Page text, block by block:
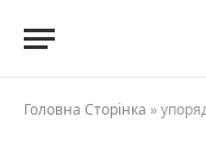
Головна Сторінка »